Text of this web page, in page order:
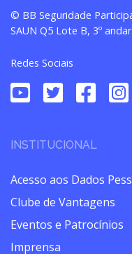
© BB Seguridade
SAUN Q5 Lote B, 3º
Redes Sociais
INSTITUCIONAL
Acesso aos Dados
Clube de Vantagens
Eventos e Patrocínios
Imprensa